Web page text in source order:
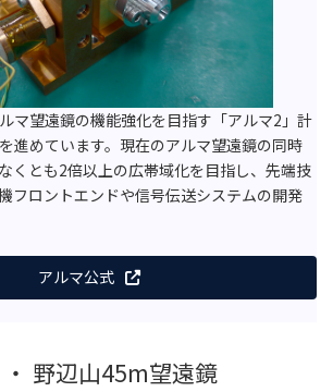
マ望遠鏡の機能強化を目指す「アルマ2」計
進めています。現在のアルマ望遠鏡の同時
くとも2倍以上の広帯域化を目指し、先端技
フロントエンドや信号伝送システムの開発
アルマ公式
野辺山45m望遠鏡